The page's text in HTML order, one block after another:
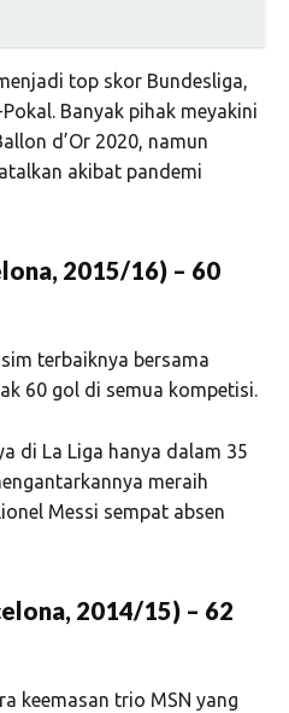
top skor Bundesliga,
Banyak pihak meyakini
d’Or 2020, namun
akibat pandemi
2015/16) – 60
terbaiknya bersama
60 gol di semua kompetisi.
di La Liga hanya dalam 35
meraih
Messi sempat absen
2014/15) – 62
keemasan trio MSN yang